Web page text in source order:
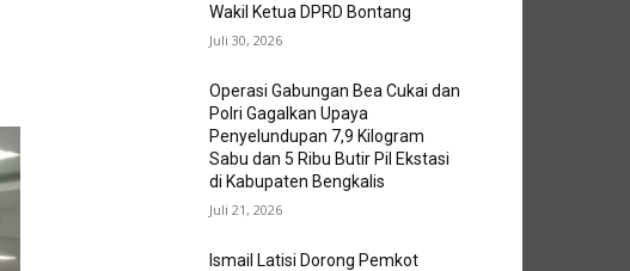
Wakil Ketua DPRD Bontang
Juli 30, 2026
Operasi Gabungan Bea Cukai dan
Polri Gagalkan Upaya
Penyelundupan 7,9 Kilogram
Sabu dan 5 Ribu Butir Pil Ekstasi
di Kabupaten Bengkalis
Juli 21, 2026
Ismail Latisi Dorong Pemkot